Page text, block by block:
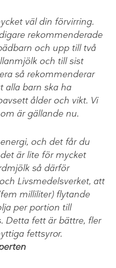
väl din förvirring.
rekommenderade
och upp till två
och till sist
så rekommenderar
alla barn ska ha
ålder och vikt. Vi
är gällande nu.
och det får du
är lite för mycket
så därför
Livsmedelsverket, att
milliliter) flytande
per portion till
Detta fett är bättre, fler
fettsyror.